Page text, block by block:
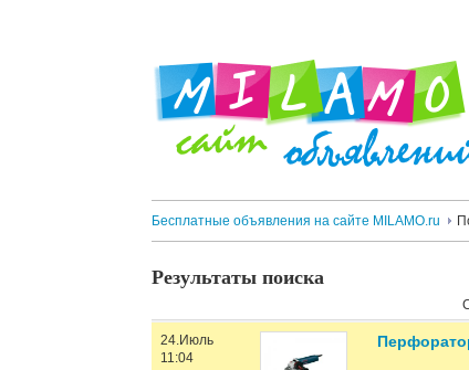
Бесплатные объявления на сайте MILAMO.ru
Результаты поиска
24.Июль
11:04